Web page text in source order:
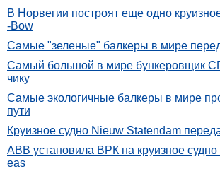
В Норвегии построят еще одно
-Bow
Самые "зеленые" балкеры в мире
Самый большой в мире бункеровщик
чику
Самые экологичные балкеры в мире
пути
Круизное судно Nieuw Statendam
ABB установила ВРК на круизное
eas